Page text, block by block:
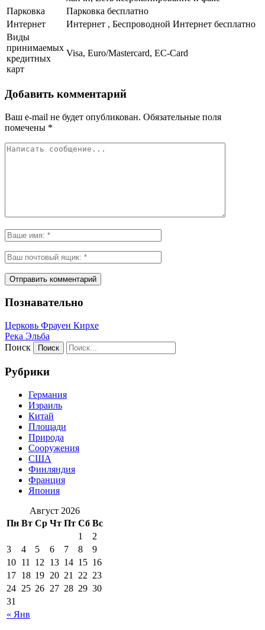
Парковка
Парковка бесплатно
Интернет
Интернет , Беспроводной Интернет бесплатно
Виды
принимаемых
кредитных
карт
Visa, Euro/Mastercard, EC-Card
Добавить комментарий
Ваш e-mail не будет опубликован. Обязательные поля
помечены *
Познавательно
Церковь Фрауен Кирхе
Река Эльба
Поиск
Рубрики
Германия
Израиль
Китай
Площади
Природа
Сооружения
США
Финляндия
Франция
Япония
Август 2026
Пн Вт Ср Чт Пт Сб Вс
« Янв
1
2
3
4 5 6 7 8
9
10 11 12 13 14 15 16
17 18 19 20 21 22 23
24 25 26 27 28 29 30
31